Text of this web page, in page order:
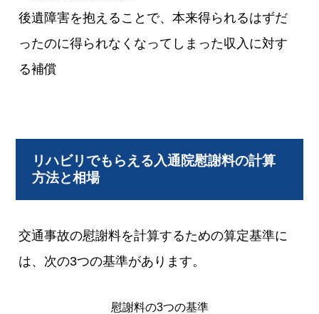
後遺障害を抱えることで、本来得られるはずだ
ったのに得られなくなってしまった収入に対す
る補償
リハビリでもらえる入通院慰謝料の計算
方法と相場
交通事故の慰謝料を計算するための算定基準に
は、次の3つの基準があります。
慰謝料の3つの基準